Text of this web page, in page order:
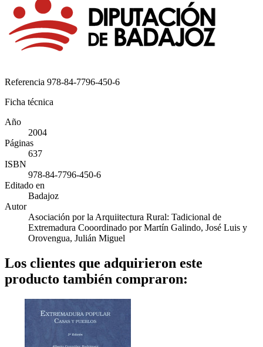
Referencia 978-84-7796-450-6
Ficha técnica
Año
2004
Páginas
637
ISBN
978-84-7796-450-6
Editado en
Badajoz
Autor
Asociación por la Arquiitectura Rural: Tadicional de
Extremadura Cooordinado por Martín Galindo, José Luis y
Orovengua, Julián Miguel
Los clientes que adquirieron este
producto también compraron: